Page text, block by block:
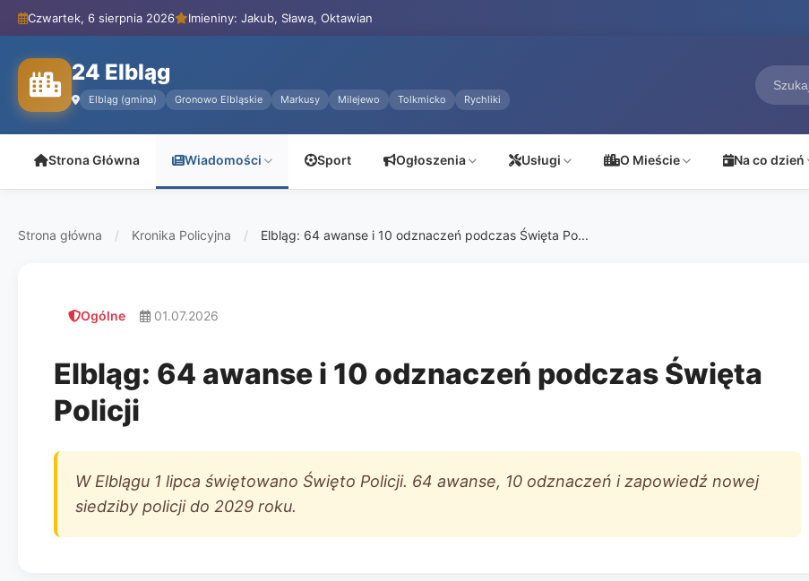
Czwartek, 6 sierpnia 2026 Imieniny: Jakub, Sława, Oktawian
24 Elbląg
Elbląg (gmina) Gronowo Elbląskie Markusy Milejewo Tolkmicko Rychliki
Strona Główna Wiadomości Sport Ogłoszenia Usługi O Mieście Na co dzień
Strona główna / Kronika Policyjna / Elbląg: 64 awanse i 10 odznaczeń podczas Święta Po...
Ogólne 01.07.2026
Elbląg: 64 awanse i 10 odznaczeń podczas Święta
Policji
W Elblągu 1 lipca świętowano Święto Policji. 64 awanse, 10 odznaczeń i zapowiedź nowej
siedziby policji do 2029 roku.